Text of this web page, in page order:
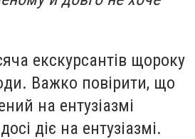
екскурсантів щороку
Важко повірити, що
на ентузіазмі
діє на ентузіазмі.